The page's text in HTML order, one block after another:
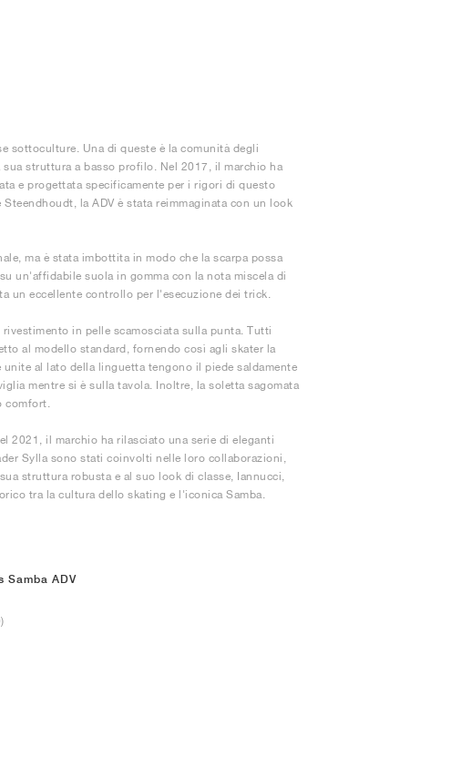
sottoculture. Una di queste è la comunità degli
struttura a basso profilo. Nel 2017, il marchio ha
e progettata specificamente per i rigori di questo
la ADV è stata reimmaginata con un look
ma è stata imbottita in modo che la scarpa possa
un'affidabile suola in gomma con la nota miscela di
un eccellente controllo per l'esecuzione dei trick.
in pelle scamosciata sulla punta. Tutti
al modello standard, fornendo così agli skater la
al lato della linguetta tengono il piede saldamente
mentre si è sulla tavola. Inoltre, la soletta sagomata
comfort.
2021, il marchio ha rilasciato una serie di eleganti
Sylla sono stati coinvolti nelle loro collaborazioni,
struttura robusta e al suo look di classe, Iannucci,
tra la cultura dello skating e l'iconica Samba.
Samba ADV